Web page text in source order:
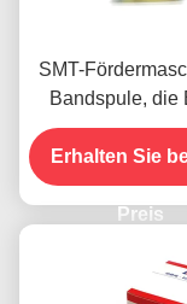
SMT-
Bandspule, die
Dichtungs-
HAUSTIER
verpackt
Erhalten Sie
Preis